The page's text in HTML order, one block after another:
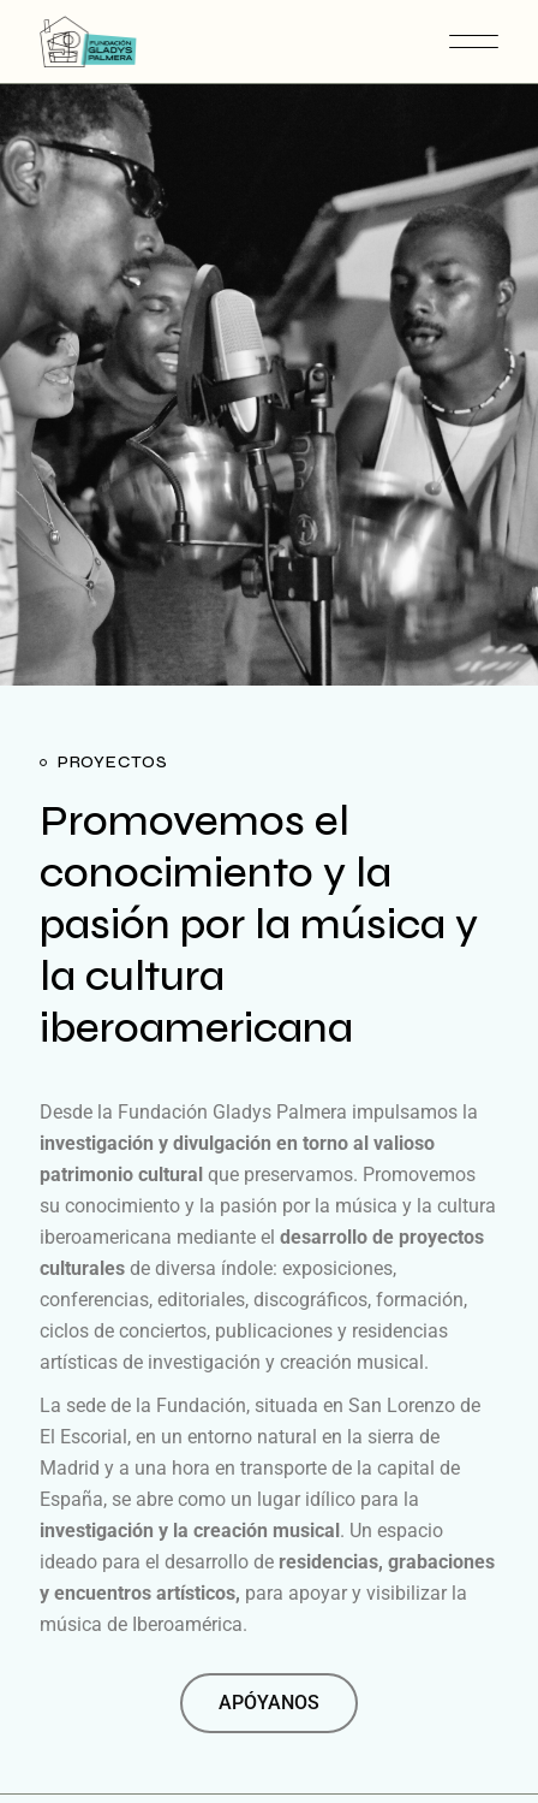
PROYECTOS
Promovemos el
conocimiento y la
pasión por la música y
la cultura
iberoamericana
Desde la Fundación Gladys Palmera impulsamos la
investigación y divulgación en torno al valioso
patrimonio cultural que preservamos. Promovemos
su conocimiento y la pasión por la música y la cultura
iberoamericana mediante el desarrollo de proyectos
culturales de diversa índole: exposiciones,
conferencias, editoriales, discográficos, formación,
ciclos de conciertos, publicaciones y residencias
artísticas de investigación y creación musical.
La sede de la Fundación, situada en San Lorenzo de
El Escorial, en un entorno natural en la sierra de
Madrid y a una hora en transporte de la capital de
España, se abre como un lugar idílico para la
investigación y la creación musical. Un espacio
ideado para el desarrollo de residencias, grabaciones
y encuentros artísticos, para apoyar y visibilizar la
música de Iberoamérica.
APÓYANOS